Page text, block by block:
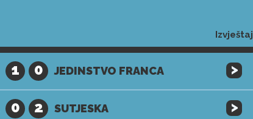
Izvještaj
1 0 JEDINSTVO FRANCA >
0 2 SUTJESKA >